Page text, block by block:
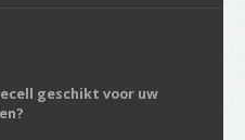
geschikt voor uw